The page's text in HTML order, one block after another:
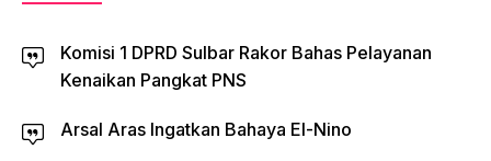
Komisi 1 DPRD Sulbar Rakor Bahas Pelayanan
Kenaikan Pangkat PNS
Arsal Aras Ingatkan Bahaya El-Nino